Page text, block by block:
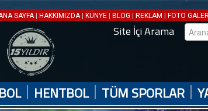
SAYFA| HAKKIMIZDA| KÜNYE | BLOG | REKLAM | FOTO
Site İçi Arama
| HENTBOL | TÜM SPORLAR |